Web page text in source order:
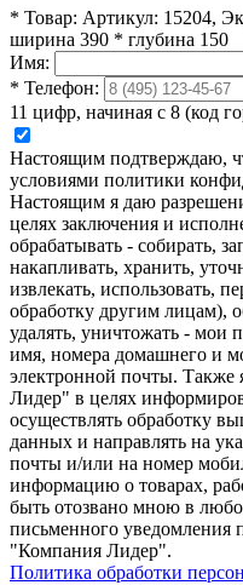
* Товар: Артикул: 15204,
ширина 390 * глубина 150
Имя:
* Телефон:
11 цифр, начиная с 8 (код
Настоящим подтверждаю,
условиями политики
Настоящим я даю
целях заключения и
обрабатывать - собирать,
накапливать, хранить,
извлекать, использовать,
обработку другим лицам),
удалять, уничтожать - мои
имя, номера домашнего и
электронной почты.
Лидер" в целях
осуществлять обработку
данных и направлять на
почты и/или на номер
информацию о товарах,
быть отозвано мною в
письменного
"Компания Лидер".
Политика обработки